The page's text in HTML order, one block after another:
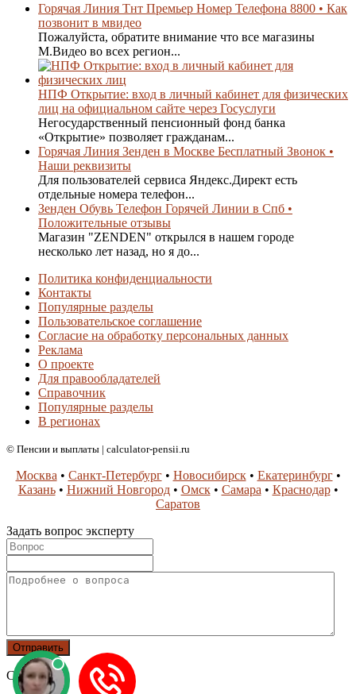
Горячая Линия Тнт Премьер Номер Телефона 8800 • Как
позвонит в мвидео
Пожалуйста, обратите внимание что все магазины
М.Видео во всех регион...
НПФ Открытие: вход в личный кабинет для физических
лиц на официальном сайте через Госуслуги
Негосударственный пенсионный фонд банка
«Открытие» позволяет гражданам...
Горячая Линия Зенден в Москве Бесплатный Звонок •
Наши реквизиты
Для пользователей сервиса Яндекс.Директ есть
отдельные номера телефон...
Зенден Обувь Телефон Горячей Линии в Спб •
Положительные отзывы
Магазин "ZENDEN" открылся в нашем городе
несколько лет назад, но я до...
Политика конфиденциальности
Контакты
Популярные разделы
Пользовательское соглашение
Согласие на обработку персональных данных
Реклама
О проекте
Для правообладателей
Справочник
Популярные разделы
В регионах
© Пенсии и выплаты | calculator-pensii.ru
Москва • Санкт-Петербург• Новосибирск• Екатеринбург•
Казань• Нижний Новгород• Омск• Самара • Краснодар•
Саратов
Задать вопрос эксперту
Спасибо!